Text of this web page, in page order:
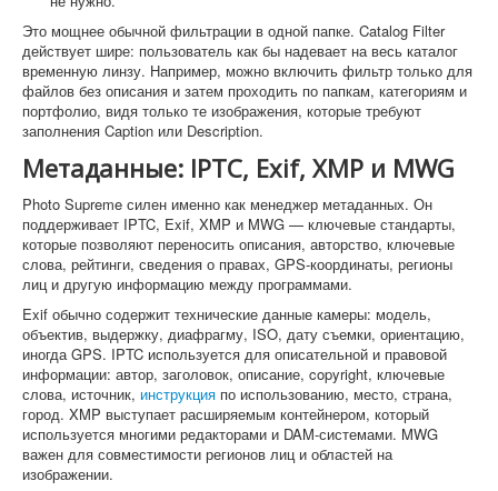
Это мощнее обычной фильтрации в одной папке. Catalog Filter
действует шире: пользователь как бы надевает на весь каталог
временную линзу. Например, можно включить фильтр только для
файлов без описания и затем проходить по папкам, категориям и
портфолио, видя только те изображения, которые требуют
заполнения Caption или Description.
Метаданные: IPTC, Exif, XMP и MWG
Photo Supreme силен именно как менеджер метаданных. Он
поддерживает IPTC, Exif, XMP и MWG — ключевые стандарты,
которые позволяют переносить описания, авторство, ключевые
слова, рейтинги, сведения о правах, GPS-координаты, регионы
лиц и другую информацию между программами.
Exif обычно содержит технические данные камеры: модель,
объектив, выдержку, диафрагму, ISO, дату съемки, ориентацию,
иногда GPS. IPTC используется для описательной и правовой
информации: автор, заголовок, описание, copyright, ключевые
слова, источник, инструкция по использованию, место, страна,
город. XMP выступает расширяемым контейнером, который
используется многими редакторами и DAM-системами. MWG
важен для совместимости регионов лиц и областей на
изображении.